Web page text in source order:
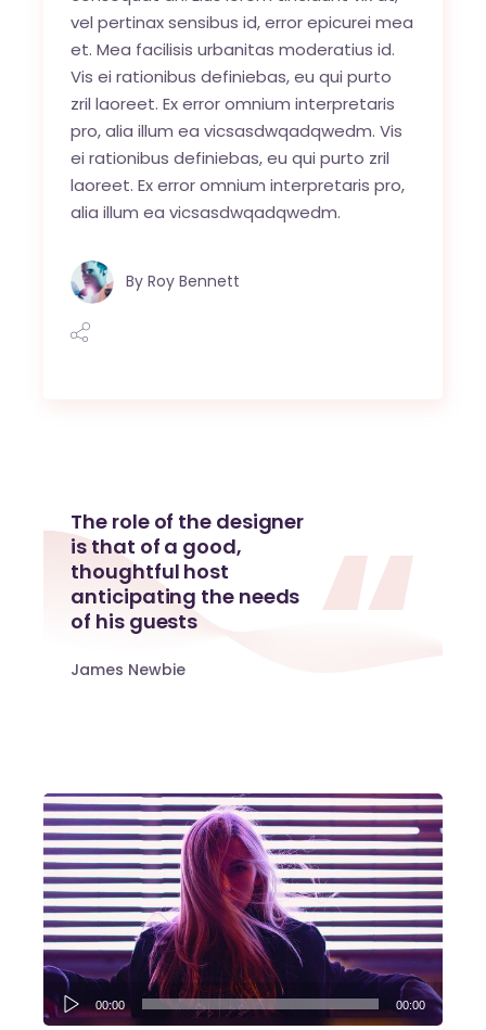
vel pertinax sensibus id, error epicurei mea
et. Mea facilisis urbanitas moderatius id.
Vis ei rationibus definiebas, eu qui purto
zril laoreet. Ex error omnium interpretaris
pro, alia illum ea vicsasdwqadqwedm. Vis
ei rationibus definiebas, eu qui purto zril
laoreet. Ex error omnium interpretaris pro,
alia illum ea vicsasdwqadqwedm.
By Roy Bennett
The role of the designer
is that of a good,
thoughtful host
anticipating the needs
of his guests
James Newbie
Audio
Player
00:00 00:00